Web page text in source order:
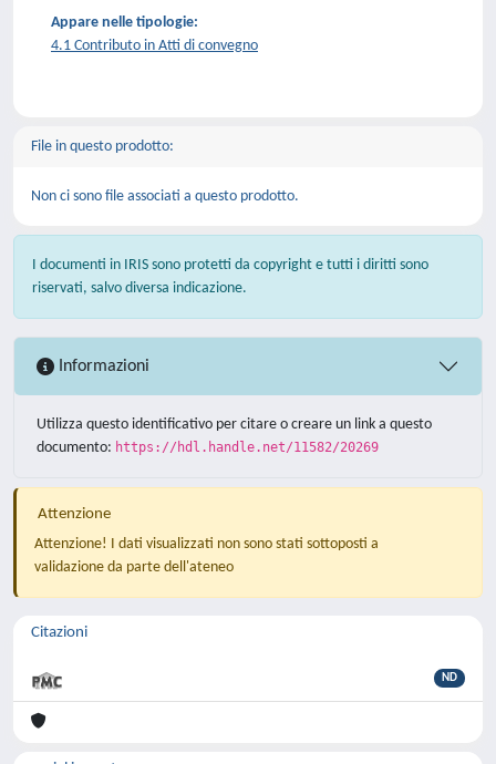
Appare nelle tipologie:
4.1 Contributo in Atti di convegno
File in questo prodotto:
Non ci sono file associati a questo prodotto.
I documenti in IRIS sono protetti da copyright e tutti i diritti sono
riservati, salvo diversa indicazione.
Informazioni
Utilizza questo identificativo per citare o creare un link a questo
documento: https://hdl.handle.net/11582/20269
Attenzione
Attenzione! I dati visualizzati non sono stati sottoposti a
validazione da parte dell'ateneo
Citazioni
ND